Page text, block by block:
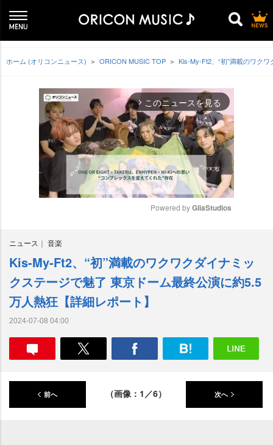
ホーム (オリコンニュース) ORICON MUSIC TOP Kis-My-Ft2、“初”満載のワク
arrow_forward_ios このニュースを見る
e
Powered by GliaStudios
ニュース 音楽
Kis-My-Ft2、“初”満載のワクワクダイナミッ
クステージで魅了 東京ドーム最終公演に約5.5
万人熱狂【詳細レポート】
2024-07-08 04:00
前へ （画像：1／6） 次へ